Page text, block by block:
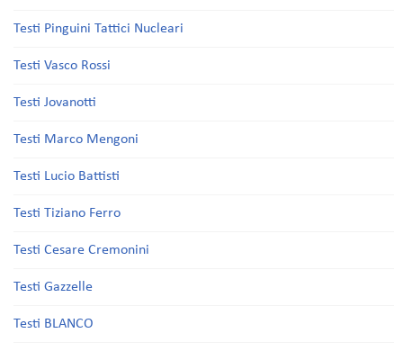
Testi Pinguini Tattici Nucleari
Testi Vasco Rossi
Testi Jovanotti
Testi Marco Mengoni
Testi Lucio Battisti
Testi Tiziano Ferro
Testi Cesare Cremonini
Testi Gazzelle
Testi BLANCO